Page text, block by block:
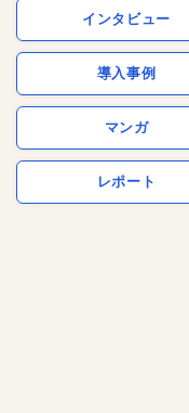
インタビュー
導入事例
マンガ
レポート